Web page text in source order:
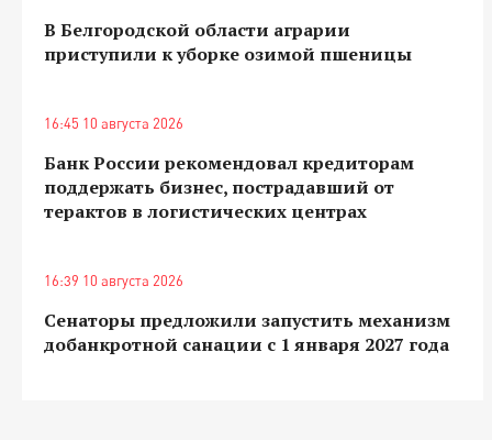
В Белгородской области аграрии
приступили к уборке озимой пшеницы
16:45 10 августа 2026
Банк России рекомендовал кредиторам
поддержать бизнес, пострадавший от
терактов в логистических центрах
16:39 10 августа 2026
Сенаторы предложили запустить механизм
добанкротной санации с 1 января 2027 года